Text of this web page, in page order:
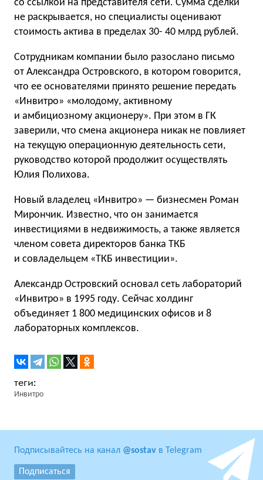
со ссылкой на представителя сети. Сумма сделки
не раскрывается, но специалисты оценивают
стоимость актива в пределах 30- 40 млрд рублей.
Сотрудникам компании было разослано письмо
от Александра Островского, в котором говорится,
что ее основателями принято решение передать
«Инвитро» «молодому, активному
и амбициозному акционеру». При этом в ГК
заверили, что смена акционера никак не повлияет
на текущую операционную деятельность сети,
руководство которой продолжит осуществлять
Юлия Полихова.
Новый владелец «Инвитро» — бизнесмен Роман
Мирончик. Известно, что он занимается
инвестициями в недвижимость, а также является
членом совета директоров банка ТКБ
и совладельцем «ТКБ инвестиции».
Александр Островский основал сеть лабораторий
«Инвитро» в 1995 году. Сейчас холдинг
объединяет 1 800 медицинских офисов и 8
лабораторных комплексов.
Инвитро
Подписывайтесь на канал @sostav в Telegram
Подписаться